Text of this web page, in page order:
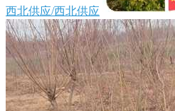
西北供应/西北供应